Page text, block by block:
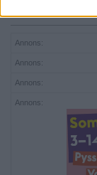
Annons:
Annons:
Annons:
Annons: